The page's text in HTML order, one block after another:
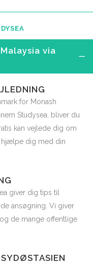
via
for Monash
Studysea, bliver du
kan vejlede dig om
hjælpe dig med din
giver dig tips til
ansøgning. Vi giver
de mange offentlige